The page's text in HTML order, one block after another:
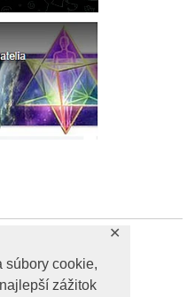
súbory cookie,
zážitok
✕